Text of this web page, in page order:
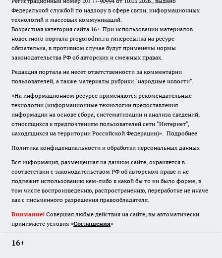
Федеральной службой по надзору в сфере связи, информационных
технологий и массовых коммуникаций.
Возрастная категория сайта 16+. При использовании материалов
новостного портала progorodnn.ru гиперссылка на ресурс
обязательна, в противном случае будут применены нормы
законодательства РФ об авторских и смежных правах.
Редакция портала не несет ответственности за комментарии
пользователей, а также материалы рубрики "народные новости".
«На информационном ресурсе применяются рекомендательные
технологии (информационные технологии предоставления
информации на основе сбора, систематизации и анализа сведений,
относящихся к предпочтениям пользователей сети "Интернет",
находящихся на территории Российской Федерации)». Подробнее
Политика конфиденциальности и обработки персональных данных
Вся информация, размещенная на данном сайте, охраняется в
соответствии с законодательством РФ об авторском праве и не
подлежит использованию кем-либо в какой бы то ни было форме, в
том числе воспроизведению, распространению, переработке не иначе
как с письменного разрешения правообладателя.
Внимание! Совершая любые действия на сайте, вы автоматически
принимаете условия «Cоглашения»
16+